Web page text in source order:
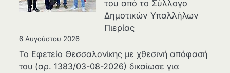
του από το Σύλλογο
Δημοτικών Υπαλλήλων
Πιερίας
6 Αυγούστου 2026
Το Εφετείο Θεσσαλονίκης με χθεσινή απόφασή
του (αρ. 1383/03-08-2026) δικαίωσε για